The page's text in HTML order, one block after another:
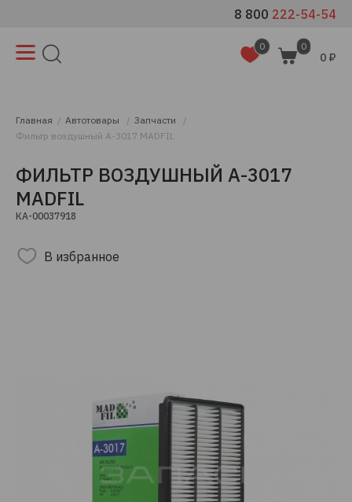
8 800 222-54-54
0 0
0 ₽
Главная Автотовары
Запчасти
Фильтр воздушный A-3017 MADFIL
ФИЛЬТР ВОЗДУШНЫЙ A-3017
MADFIL
КА-00037918
В избранное